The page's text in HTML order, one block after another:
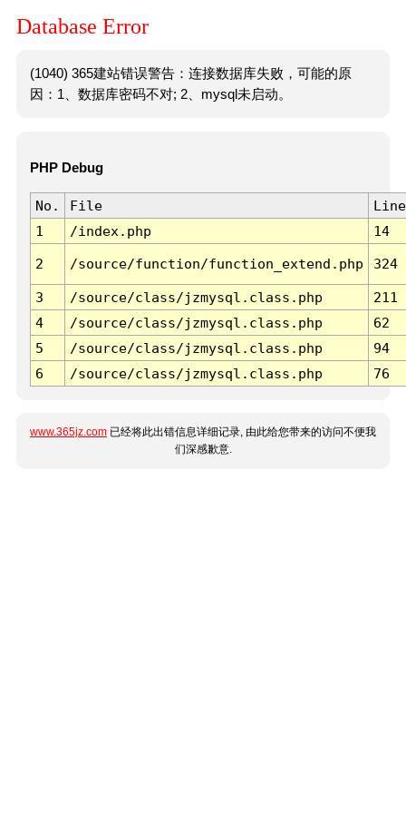
Database Error
(1040) 365建站错误警告：连接数据库失败，可能的原
因：1、数据库密码不对; 2、mysql未启动。
PHP Debug
No. File
Line
1
/index.php 14
2 /source/function/function_extend.php 324
3 /source/class/jzmysql.class.php
211
4
/source/class/jzmysql.class.php
62
5
/source/class/jzmysql.class.php
94
6
/source/class/jzmysql.class.php 76
www.365jz.com 已经将此出错信息详细记录, 由此给您带来的访问不便我
们深感歉意.